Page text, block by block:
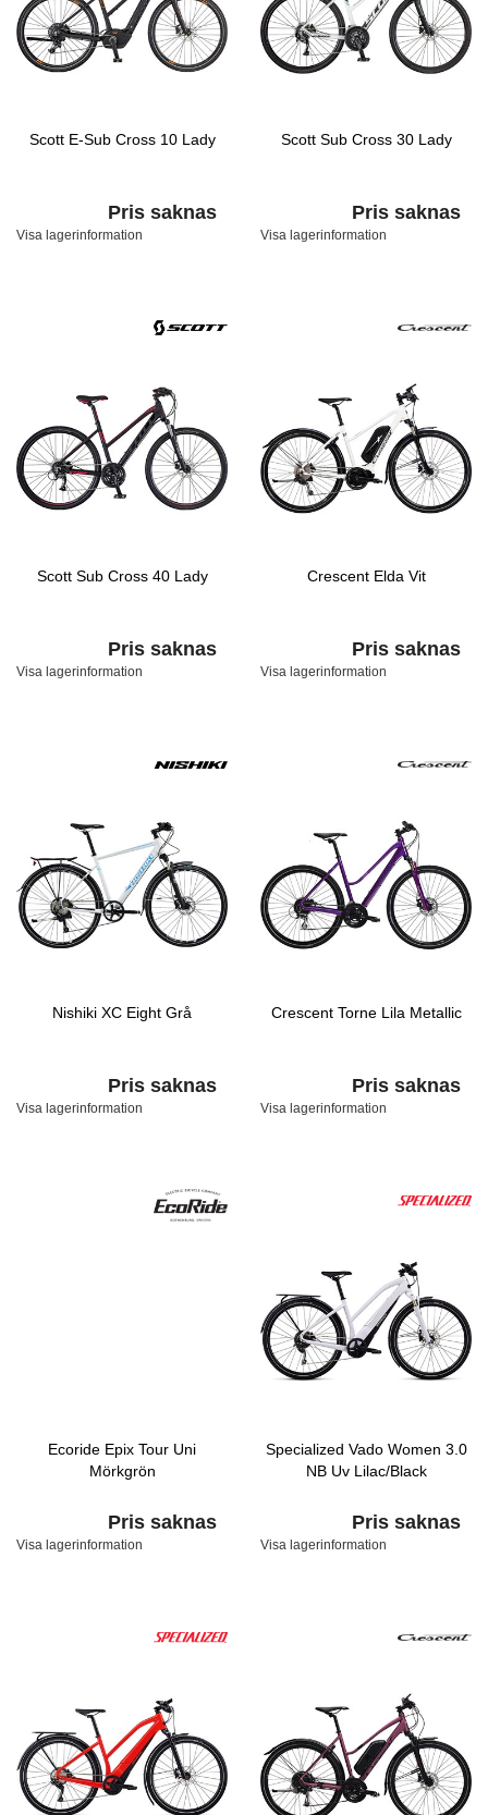
Scott E-Sub Cross 10 Lady
Pris saknas
Visa lagerinformation
Scott Sub Cross 30 Lady
Pris saknas
Visa lagerinformation
Scott Sub Cross 40 Lady
Pris saknas
Visa lagerinformation
Crescent Elda Vit
Pris saknas
Visa lagerinformation
Nishiki XC Eight Grå
Pris saknas
Visa lagerinformation
Crescent Torne Lila Metallic
Pris saknas
Visa lagerinformation
Ecoride Epix Tour Uni
Mörkgrön
Pris saknas
Visa lagerinformation
Specialized Vado Women 3.0
NB Uv Lilac/Black
Pris saknas
Visa lagerinformation